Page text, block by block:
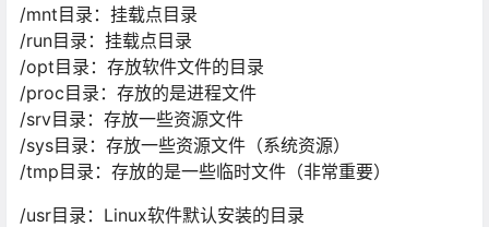
/mnt⽬录：挂载点⽬录
/run⽬录：挂载点⽬录
/opt⽬录：存放软件⽂件的⽬录
/proc⽬录：存放的是进程⽂件
/srv⽬录：存放⼀些资源⽂件
/sys⽬录：存放⼀些资源⽂件（系统资源）
/tmp⽬录：存放的是⼀些临时⽂件（⾮常重要）
/usr⽬录：Linux软件默认安装的⽬录